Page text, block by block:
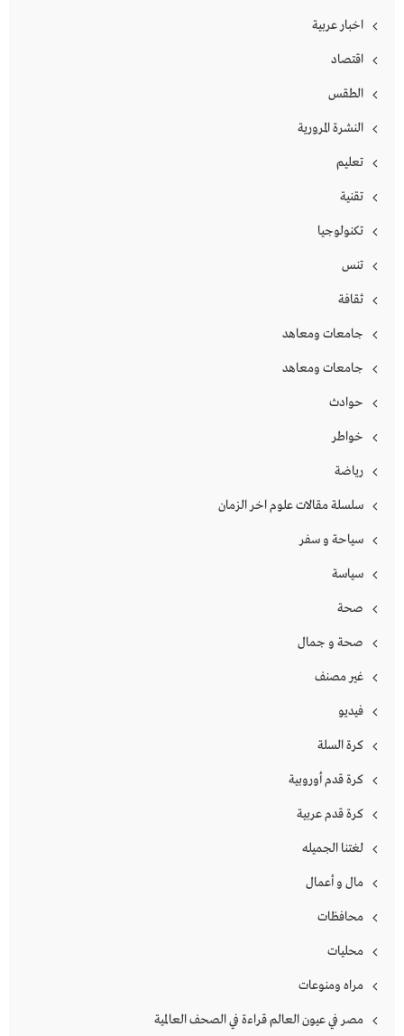
اخبار عربية
اقتصاد
الطقس
النشرة المرورية
تعليم
تقنية
تكنولوجيا
تنس
ثقافة
جامعات ومعاهد
جامعات ومعاهد
حوادث
خواطر
رياضة
سلسلة مقالات علوم اخر الزمان
سياحة و سفر
سياسة
صحة
صحة و جمال
غير مصنف
فيديو
كرة السلة
كرة قدم أوروبية
كرة قدم عربية
لغتنا الجميله
مال و أعمال
محافظات
محليات
مراه ومنوعات
مصر في عيون العالم قراءة في الصحف العالمية